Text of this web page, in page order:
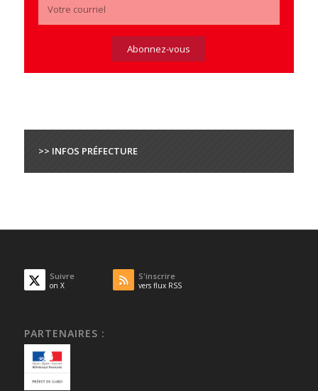
>> INFOS PRÉFECTURE
Suivre
on X
S'inscrire
vers flux RSS
PARTENAIRES :